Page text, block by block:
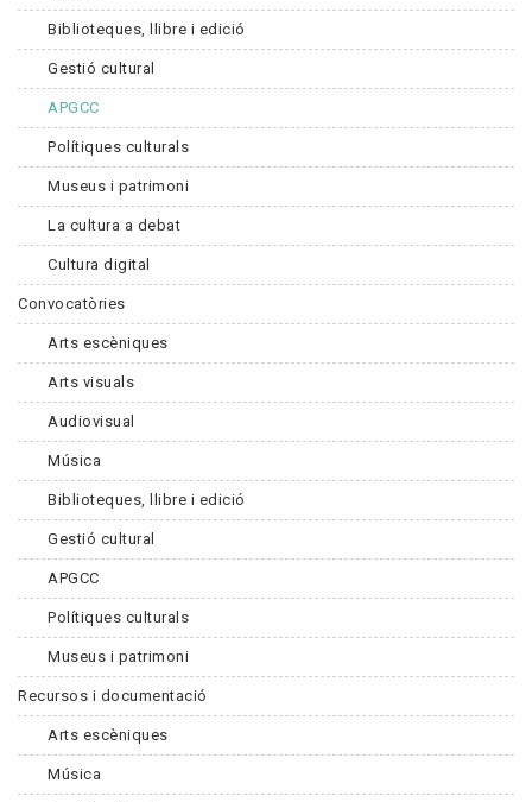
Biblioteques, llibre i edició
Gestió cultural
APGCC
Polítiques culturals
Museus i patrimoni
La cultura a debat
Cultura digital
Convocatòries
Arts escèniques
Arts visuals
Audiovisual
Música
Biblioteques, llibre i edició
Gestió cultural
APGCC
Polítiques culturals
Museus i patrimoni
Recursos i documentació
Arts escèniques
Música